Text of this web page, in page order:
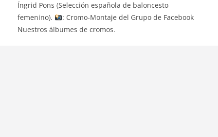
Íngrid Pons (Selección española de baloncesto
femenino).
: Cromo-Montaje del Grupo de Facebook
Nuestros álbumes de cromos.